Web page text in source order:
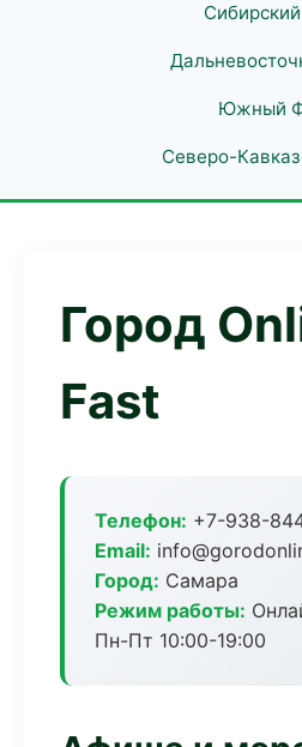
Южный
Северо-
Город
Fast
Телефон: +7-938-
Email:
Город: Самара
Режим работы:
Пн-Пт 10:00-19:00